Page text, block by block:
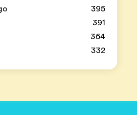
395
391
364
332